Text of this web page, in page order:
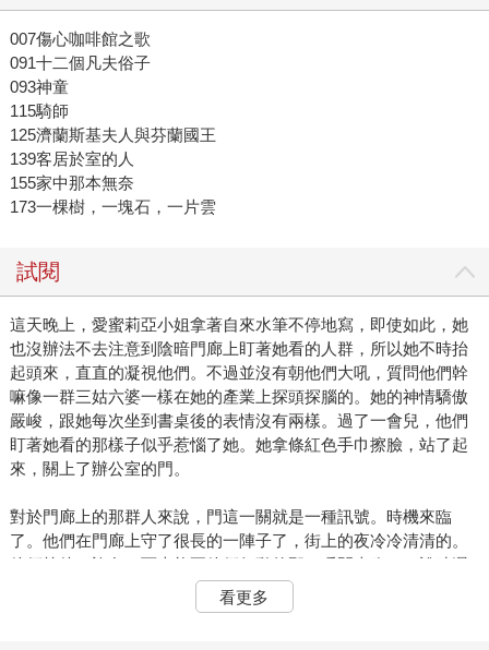
007傷心咖啡館之歌
091十二個凡夫俗子
093神童
115騎師
125濟蘭斯基夫人與芬蘭國王
139客居於室的人
155家中那本無奈
173一棵樹，一塊石，一片雲
試閱
這天晚上，愛蜜莉亞小姐拿著自來水筆不停地寫，即使如此，她
也沒辦法不去注意到陰暗門廊上盯著她看的人群，所以她不時抬
起頭來，直直的凝視他們。不過並沒有朝他們大吼，質問他們幹
嘛像一群三姑六婆一樣在她的產業上探頭探腦的。她的神情驕傲
嚴峻，跟她每次坐到書桌後的表情沒有兩樣。過了一會兒，他們
盯著她看的那樣子似乎惹惱了她。她拿條紅色手巾擦臉，站了起
來，關上了辦公室的門。
對於門廊上的那群人來說，門這一關就是一種訊號。時機來臨
了。他們在門廊上守了很長的一陣子了，街上的夜冷冷清清的。
他們等待了許久，而本能要他們行動的那一瞬間來臨了。說時遲
那時快，七八個人彷彿一條心，都朝店裡移動。一時間，八個人
似乎非常酷似——都穿著藍色工作服，多數人的頭髮染上了銀
看更多